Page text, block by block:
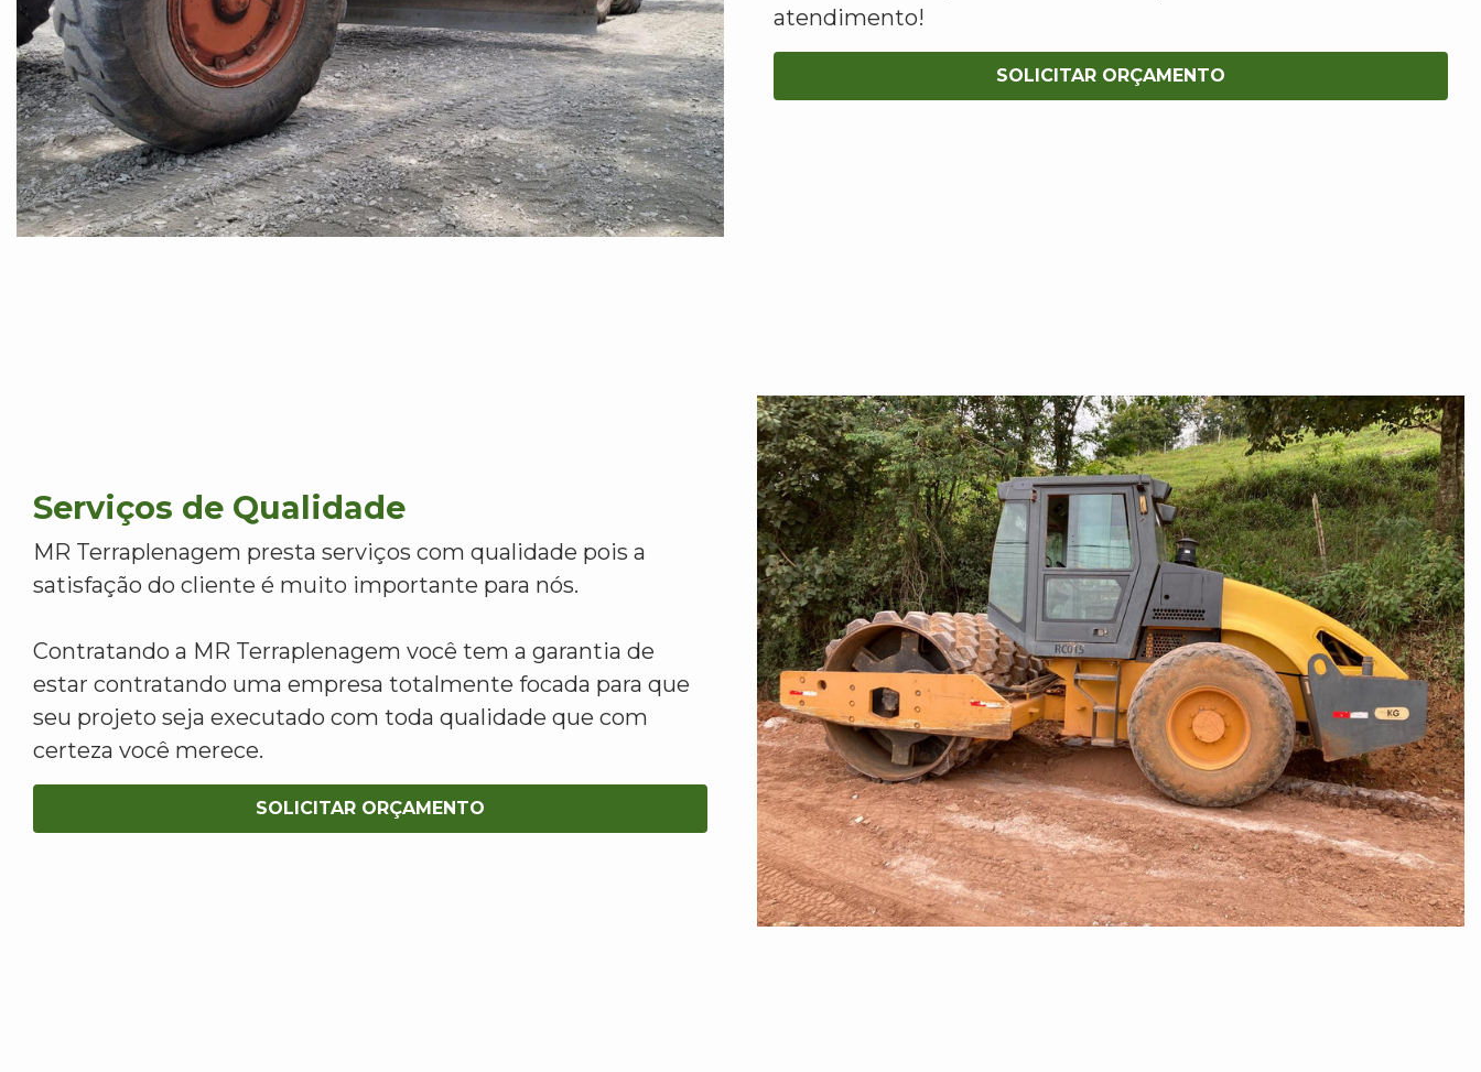
atendimento!
SOLICITAR ORÇAMENTO
Serviços de Qualidade
MR Terraplenagem presta serviços com qualidade pois a
satisfação do cliente é muito importante para nós.
Contratando a MR Terraplenagem você tem a garantia de
estar contratando uma empresa totalmente focada para que
seu projeto seja executado com toda qualidade que com
certeza você merece.
SOLICITAR ORÇAMENTO